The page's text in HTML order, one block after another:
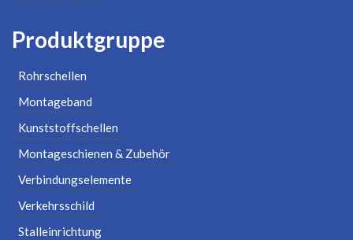
Produktgruppe
Rohrschellen
Montageband
Kunststoffschellen
Montageschienen & Zubehör
Verbindungselemente
Verkehrsschild
Stalleinrichtung